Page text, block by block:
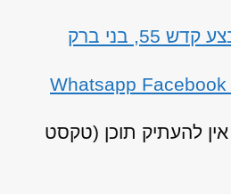
בני ברק
Whatsapp Facebook
להעתיק תוכן (טקסט